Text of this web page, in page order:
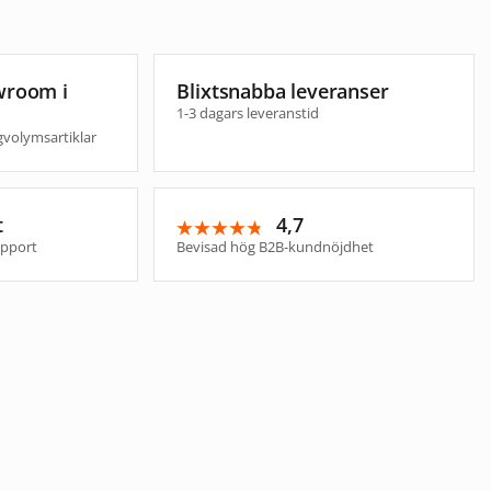
i
Blixtsnabba leveranser
1-3 dagars leveranstid
★★★★★
★★★★★ 4,7
Bevisad hög B2B-kundnöjdhet